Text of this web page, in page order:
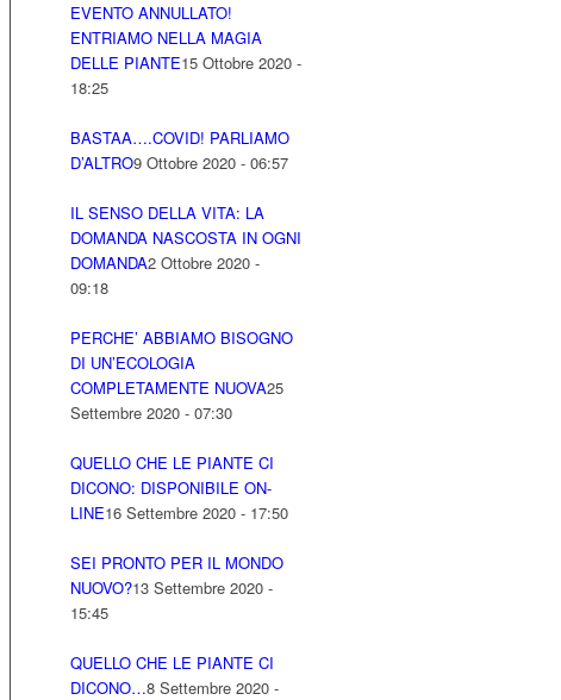
EVENTO ANNULLATO!
ENTRIAMO NELLA MAGIA
DELLE PIANTE15 Ottobre 2020 -
18:25
BASTAA….COVID! PARLIAMO
D’ALTRO9 Ottobre 2020 - 06:57
IL SENSO DELLA VITA: LA
DOMANDA NASCOSTA IN OGNI
DOMANDA2 Ottobre 2020 -
09:18
PERCHE’ ABBIAMO BISOGNO
DI UN’ECOLOGIA
COMPLETAMENTE NUOVA25
Settembre 2020 - 07:30
QUELLO CHE LE PIANTE CI
DICONO: DISPONIBILE ON-
LINE16 Settembre 2020 - 17:50
SEI PRONTO PER IL MONDO
NUOVO?13 Settembre 2020 -
15:45
QUELLO CHE LE PIANTE CI
DICONO…8 Settembre 2020 -